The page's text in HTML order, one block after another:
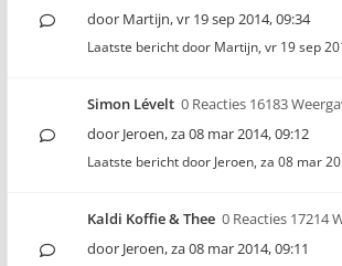
door Martijn,vr 19 sep 2014, 09:34
Laatste bericht door Martijn, vr 19 sep
Simon Lévelt 0 Reacties 16183
door Jeroen,za 08 mar 2014, 09:12
Laatste bericht door Jeroen, za 08 mar
Kaldi Koffie & Thee 0 Reacties 17214
door Jeroen,za 08 mar 2014, 09:11